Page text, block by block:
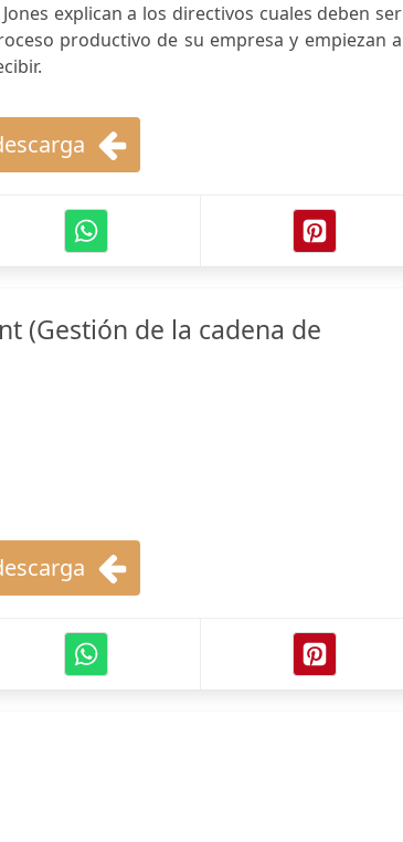
explican a los directivos cuales deben ser
productivo de su empresa y empiezan a
(Gestión de la cadena de